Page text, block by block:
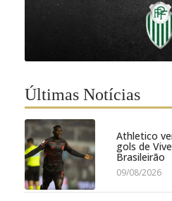
Últimas Notícias
Athletico
gols de
Brasileirão
09/08/2026